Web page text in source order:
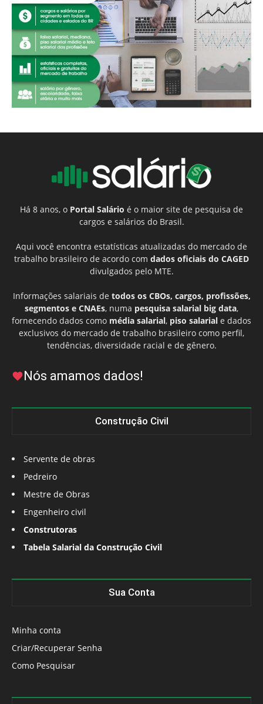
Há 8 anos, o Portal Salário é o maior site de pesquisa de
cargos e salários do Brasil.
Aqui você encontra estatísticas atualizadas do mercado de
trabalho brasileiro de acordo com dados oficiais do CAGED
divulgados pelo MTE.
Informações salariais de todos os CBOs, cargos, profissões,
segmentos e CNAEs, numa pesquisa salarial big data,
fornecendo dados como média salarial, piso salarial e dados
exclusivos do mercado de trabalho brasileiro como perfil,
tendências, diversidade racial e de gênero.
Nós amamos dados!
Construção Civil
Servente de obras
Pedreiro
Mestre de Obras
Engenheiro civil
Construtoras
Tabela Salarial da Construção Civil
Sua Conta
Minha conta
Criar/Recuperar Senha
Como Pesquisar